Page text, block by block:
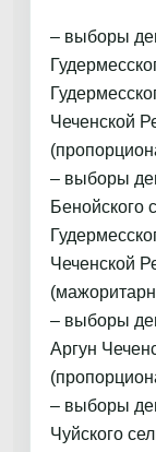
– выборы
Чеченской
– выборы
Бенойского
Чеченской
– выборы
Аргун
– выборы
Чуйского